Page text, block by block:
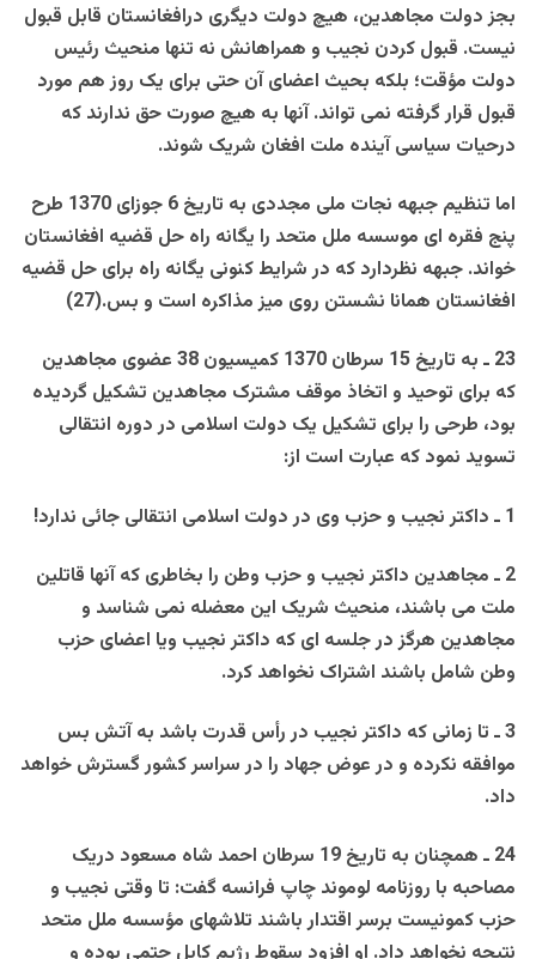
بجز دولت مجاهدين، هيچ دولت ديگری درافغانستان قابل قبول
نيست. قبول کردن نجيب و همراهانش نه تنها منحيث رئيس
دولت مؤقت؛ بلکه بحيث اعضای آن حتی برای يک روز هم مورد
قبول قرار گرفته نمی تواند. آنها به هيچ صورت حق ندارند که
درحيات سياسی آينده ملت افغان شريک شوند.
اما تنظيم جبهه نجات ملی مجددی به تاريخ 6 جوزای 1370 طرح
پنج فقره ای موسسه ملل متحد را يگانه راه حل قضيه افغانستان
خواند. جبهه نظردارد که در شرايط کنونی يگانه راه برای حل قضيه
افغانستان همانا نشستن روی ميز مذاکره است و بس.(27)
23 ـ به تاريخ 15 سرطان 1370 کميسيون 38 عضوی مجاهدين
که برای توحيد و اتخاذ موقف مشترک مجاهدين تشکيل گرديده
بود، طرحی را برای تشکيل يک دولت اسلامی در دوره انتقالی
تسويد نمود که عبارت است از:
1 ـ داکتر نجيب و حزب وی در دولت اسلامی انتقالی جائی ندارد!
2 ـ مجاهدين داکتر نجيب و حزب وطن را بخاطری که آنها قاتلين
ملت می باشند، منحيث شريک اين معضله نمی شناسد و
مجاهدين هرگز در جلسه ای که داکتر نجيب ويا اعضای حزب
وطن شامل باشند اشتراک نخواهد کرد.
3 ـ تا زمانی که داکتر نجيب در رأس قدرت باشد به آتش بس
موافقه نکرده و در عوض جهاد را در سراسر کشور گسترش خواهد
داد.
24 ـ همچنان به تاريخ 19 سرطان احمد شاه مسعود دريک
مصاحبه با روزنامه لوموند چاپ فرانسه گفت: تا وقتی نجيب و
حزب کمونيست برسر اقتدار باشند تلاشهای مؤسسه ملل متحد